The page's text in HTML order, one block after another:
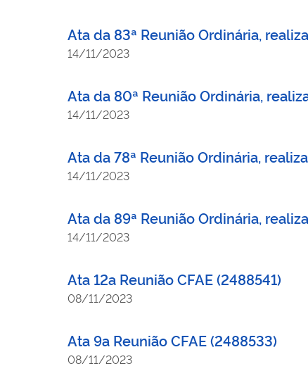
Ata da 83ª Reunião Ordinária,
14/11/2023
Ata da 80ª Reunião Ordinária,
14/11/2023
Ata da 78ª Reunião Ordinária,
14/11/2023
Ata da 89ª Reunião Ordinária,
14/11/2023
Ata 12a Reunião CFAE (2488541)
08/11/2023
Ata 9a Reunião CFAE (2488533)
08/11/2023